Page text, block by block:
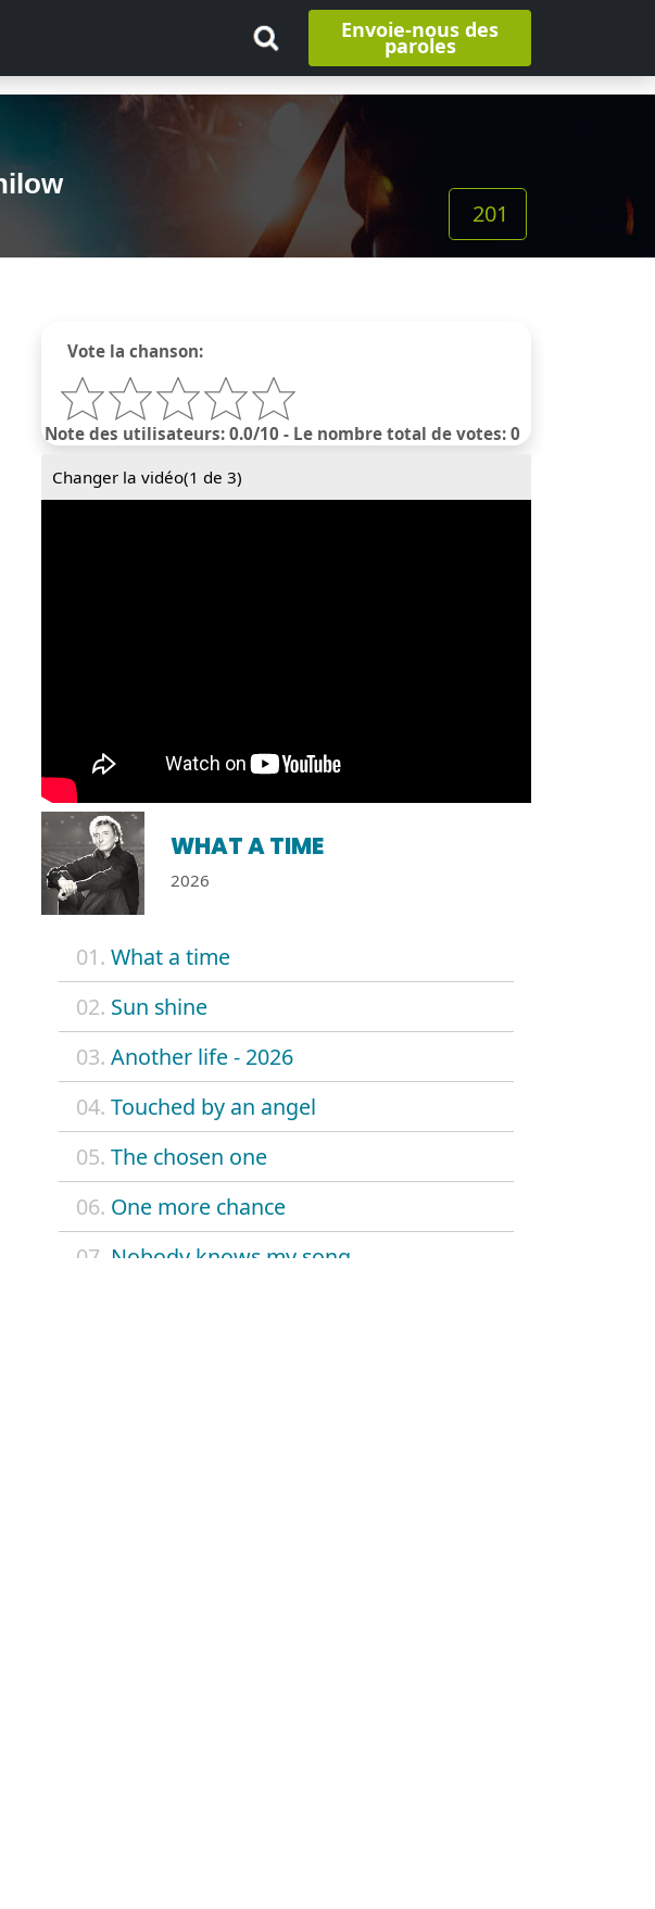
Envoie-nous des
paroles
201
Vote la chanson:
Note des utilisateurs: 0.0/10 - Le nombre total de votes: 0
Changer la vidéo(1 de 3)
WHAT A TIME
2026
01. What a time
02. Sun shine
03. Another life - 2026
04. Touched by an angel
05. The chosen one
06. One more chance
07. Nobody knows my song